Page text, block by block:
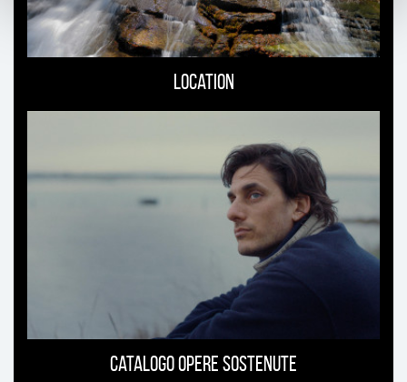
Location
Catalogo opere sostenute